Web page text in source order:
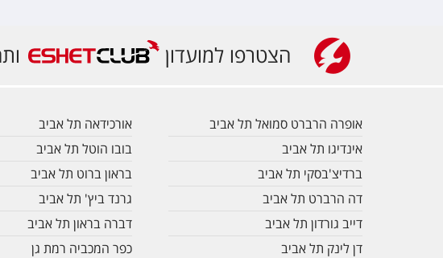
הצטרפו למועדון
אופרה הרברט סמואל תל אביב
אינדיגו תל אביב
ברדיצ'בסקי תל אביב
דה הרברט תל אביב
דייב גורדון תל אביב
דן לינק תל אביב
אורכידאה תל אביב
בובו הוטל תל אביב
בראון ברוט תל אביב
גרנד ביץ' תל אביב
דברה בראון תל אביב
כפר המכביה רמת גן